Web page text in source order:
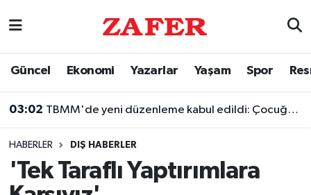
Güncel Ekonomi Yazarlar Yaşam Spor
03:02 TBMM'de yeni düzenleme kabul edildi: Çocuğun silaha ulaşmasına hapis cezası geliyor
HABERLER DIŞ HABERLER
'Tek Taraflı Yaptırımlara
Nöbetçi Eczaneler
Trafik Durumu